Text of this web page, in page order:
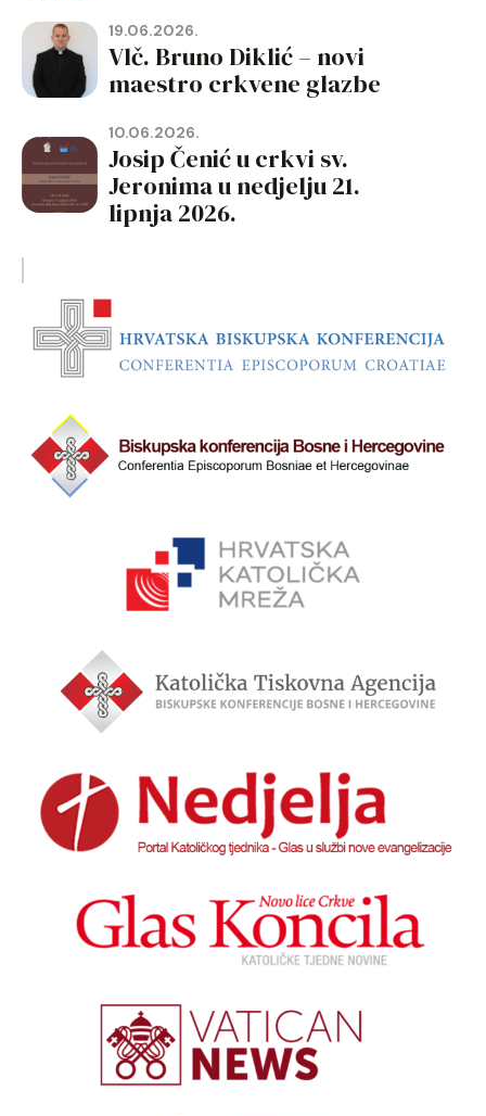
19.06.2026.
Vlč. Bruno Diklić – novi
maestro crkvene glazbe
10.06.2026.
Josip Čenić u crkvi sv.
Jeronima u nedjelju 21.
lipnja 2026.